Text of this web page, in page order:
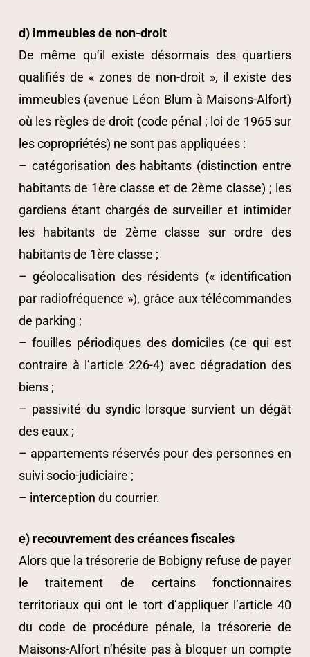
d) immeubles de non-droit
De même qu’il existe désormais des quartiers
qualifiés de « zones de non-droit », il existe des
immeubles (avenue Léon Blum à Maisons-Alfort)
où les règles de droit (code pénal ; loi de 1965 sur
les copropriétés) ne sont pas appliquées :
– catégorisation des habitants (distinction entre
habitants de 1ère classe et de 2ème classe) ; les
gardiens étant chargés de surveiller et intimider
les habitants de 2ème classe sur ordre des
habitants de 1ère classe ;
– géolocalisation des résidents (« identification
par radiofréquence »), grâce aux télécommandes
de parking ;
– fouilles périodiques des domiciles (ce qui est
contraire à l’article 226-4) avec dégradation des
biens ;
– passivité du syndic lorsque survient un dégât
des eaux ;
– appartements réservés pour des personnes en
suivi socio-judiciaire ;
– interception du courrier.
e) recouvrement des créances fiscales
Alors que la trésorerie de Bobigny refuse de payer
le traitement de certains fonctionnaires
territoriaux qui ont le tort d’appliquer l’article 40
du code de procédure pénale, la trésorerie de
Maisons-Alfort n’hésite pas à bloquer un compte